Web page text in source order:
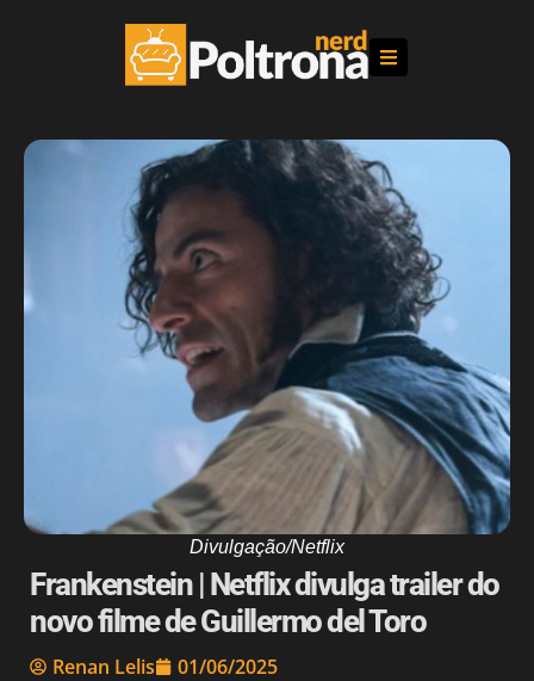
Divulgação/Netflix
Frankenstein | Netflix divulga trailer do
novo filme de Guillermo del Toro
Renan Lelis 01/06/2025